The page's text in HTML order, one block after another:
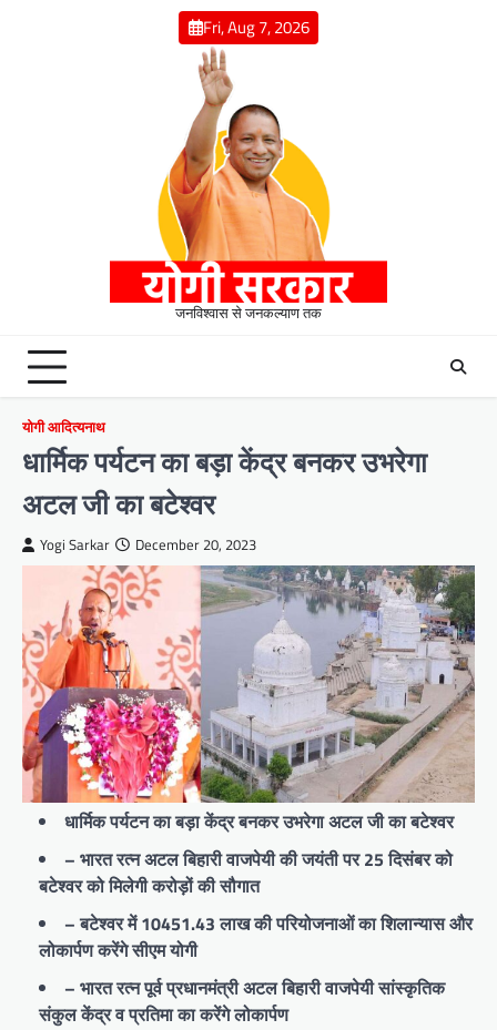
Fri, Aug 7, 2026
जनविश्वास से जनकल्याण तक
योगी आदित्यनाथ
धार्मिक पर्यटन का बड़ा केंद्र बनकर उभरेगा
अटल जी का बटेश्वर
Yogi Sarkar December 20, 2023
धार्मिक पर्यटन का बड़ा केंद्र बनकर उभरेगा अटल जी का बटेश्वर
– भारत रत्न अटल बिहारी वाजपेयी की जयंती पर 25 दिसंबर को
बटेश्वर को मिलेगी करोड़ों की सौगात
– बटेश्वर में 10451.43 लाख की परियोजनाओं का शिलान्यास और
लोकार्पण करेंगे सीएम योगी
– भारत रत्न पूर्व प्रधानमंत्री अटल बिहारी वाजपेयी सांस्कृतिक
संकुल केंद्र व प्रतिमा का करेंगे लोकार्पण